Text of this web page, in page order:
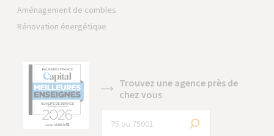
Aménagement de combles
Rénovation énergétique
Trouvez une agence près de
chez vous